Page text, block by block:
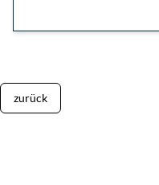
zurück